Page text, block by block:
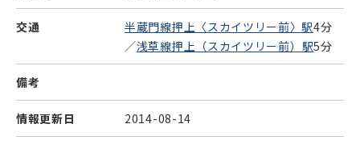
交通 半蔵門線押上〈スカイツリー前〉駅4分
／浅草線押上（スカイツリー前）駅5分
備考
情報更新日 2014-08-14